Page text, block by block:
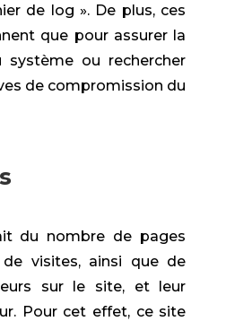
de log ». De plus, ces
que pour assurer la
système ou rechercher
de compromission du
du nombre de pages
visites, ainsi que de
sur le site, et leur
Pour cet effet, ce site